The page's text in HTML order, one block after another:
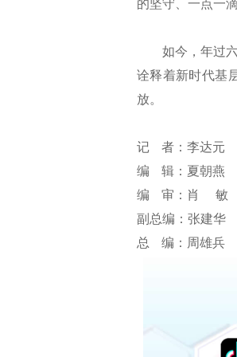
如今，年过
诠释着新时代基
放。
记 者：李达元
编 辑：夏朝燕
编 审：肖 敏
副总编：张建华
总 编：周雄兵